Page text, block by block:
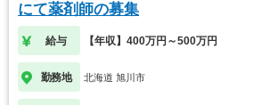
にて薬剤師の募集
給与 【年収】400万円～500万円
勤務地 北海道 旭川市